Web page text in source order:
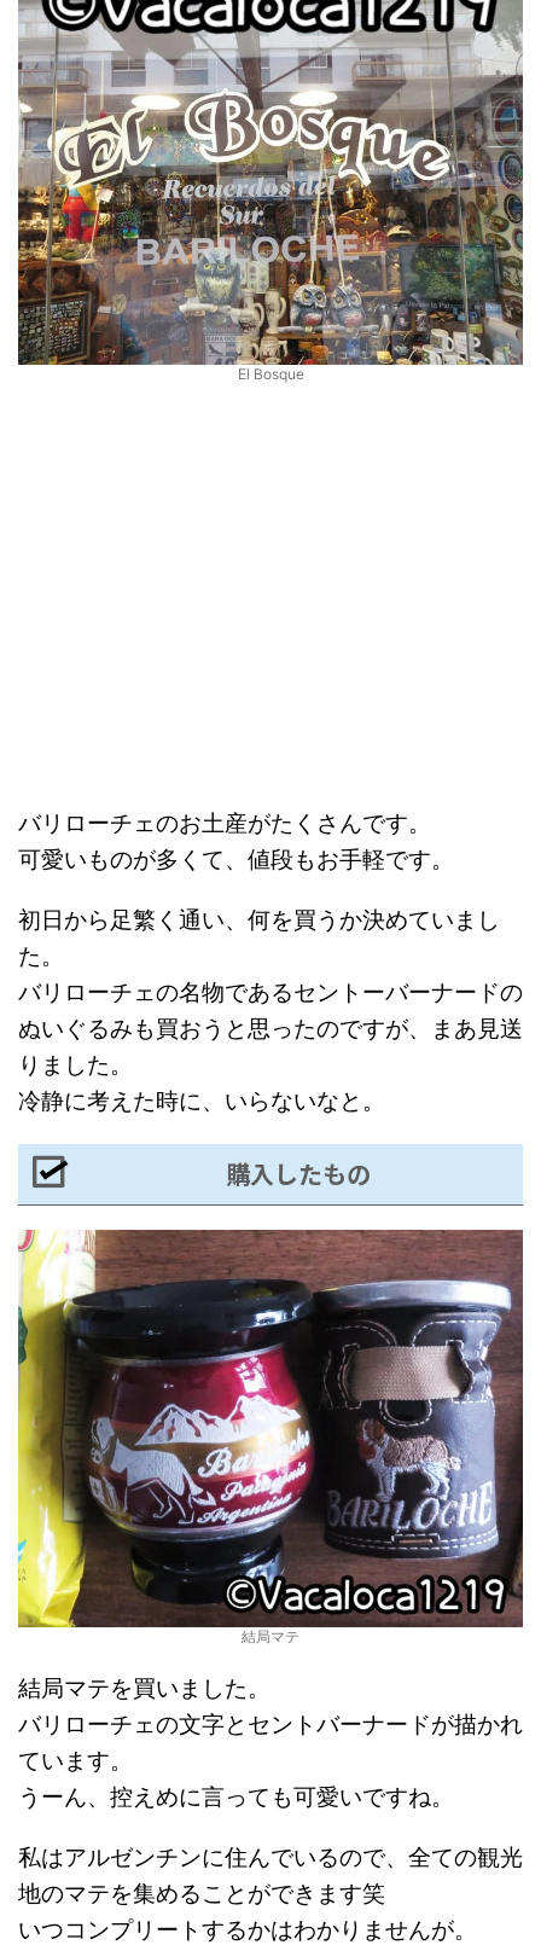
El Bosque
バリローチェのお土産がたくさんです。
可愛いものが多くて、値段もお手軽です。
初日から足繁く通い、何を買うか決めていまし
た。
バリローチェの名物であるセントーバーナードの
ぬいぐるみも買おうと思ったのですが、まあ見送
りました。
冷静に考えた時に、いらないなと。
購入したもの
結局マテ
結局マテを買いました。
バリローチェの文字とセントバーナードが描かれ
ています。
うーん、控えめに言っても可愛いですね。
私はアルゼンチンに住んでいるので、全ての観光
地のマテを集めることができます笑
いつコンプリートするかはわかりませんが。